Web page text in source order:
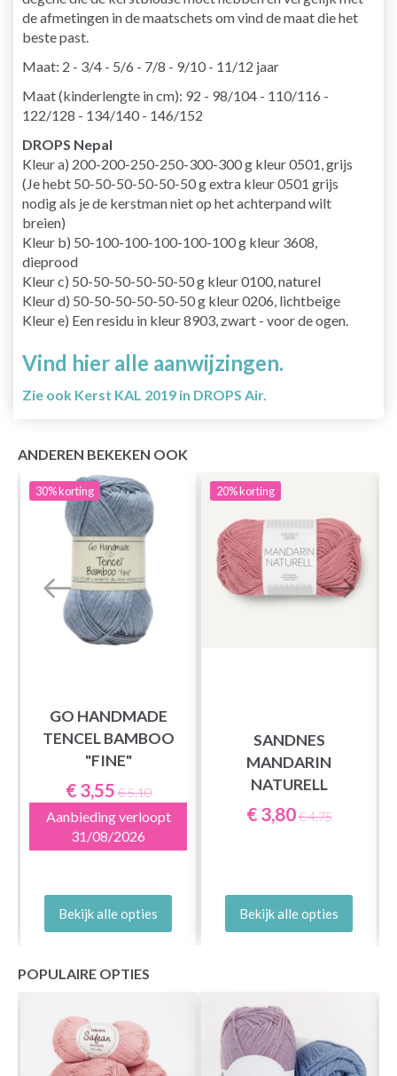
de afmetingen in de maatschets om vind de maat die het
beste past.
Maat: 2 - 3/4 - 5/6 - 7/8 - 9/10 - 11/12 jaar
Maat (kinderlengte in cm): 92 - 98/104 - 110/116 -
122/128 - 134/140 - 146/152
DROPS Nepal
Kleur a) 200-200-250-250-300-300 g kleur 0501, grijs
(Je hebt 50-50-50-50-50-50 g extra kleur 0501 grijs
nodig als je de kerstman niet op het achterpand wilt
breien)
Kleur b) 50-100-100-100-100-100 g kleur 3608,
dieprood
Kleur c) 50-50-50-50-50-50 g kleur 0100, naturel
Kleur d) 50-50-50-50-50-50 g kleur 0206, lichtbeige
Kleur e) Een residu in kleur 8903, zwart - voor de ogen.
Vind hier alle aanwijzingen.
Zie ook Kerst KAL 2019 in DROPS Air.
ANDEREN BEKEKEN OOK
30%korting
GO HANDMADE
TENCEL BAMBOO
"FINE"
€ 3,55 € 5,10
Aanbieding verloopt
31/08/2026
Bekijk alle opties
20%korting
SANDNES
MANDARIN
NATURELL
€ 3,80€ 4,75
Bekijk alle opties
POPULAIRE OPTIES